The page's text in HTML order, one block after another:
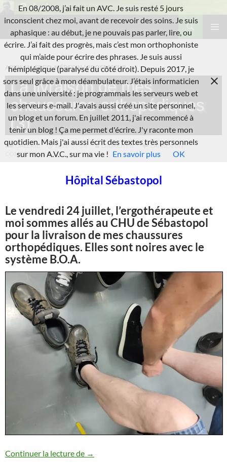
au
contenu
L'A.V.C.
Recherche
ARTISAN,ERGO,MÉDECIN / PROFESSEUR
La livraison de mes
chaussures orthopédiques
(3)
GALERIE 2026-07-24 LAURENT B.
LAISSER UN
COMMENTAIRE
Hôpital Sébastopol
Le vendredi 24 juillet, l’ergothérapeute et
moi sommes allés au CHU de Sébastopol
pour la livraison de mes chaussures
orthopédiques. Elles sont noires avec le
système B.O.A.
Continuer la lecture de La livraison de mes chaussures
→
En 08/2008, j’ai fait un AVC. Je suis resté 5 jours
inconscient chez moi, avant de recevoir des soins. Je suis
aphasique : au début, je ne pouvais pas parler, lire, ou
écrire. J’ai fait des progrès, mais c’est mon orthophoniste
qui m’aide pour écrire des phrases. Je suis aussi
hémiplégique (paralysé du côté droit). Depuis 2017, je
sors seul grâce à mon déambulateur. J’étais informaticien
dans une université : je programmais les serveurs web et
les serveurs e-mail. J'avais aussi créé un site personnel,
un blog et un forum. En juillet 2011, j'ai recommencé à
tenir un blog ! Ça me permet d'écrire. J'y raconte mon
quotidien. Mais j'ai aussi écrit des textes très personnels
sur mon A.V.C., sur ma vie ! En savoir plus OK